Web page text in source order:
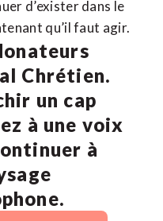
d’exister dans le
qu’il faut agir.
Chrétien.
un cap
à une voix
à